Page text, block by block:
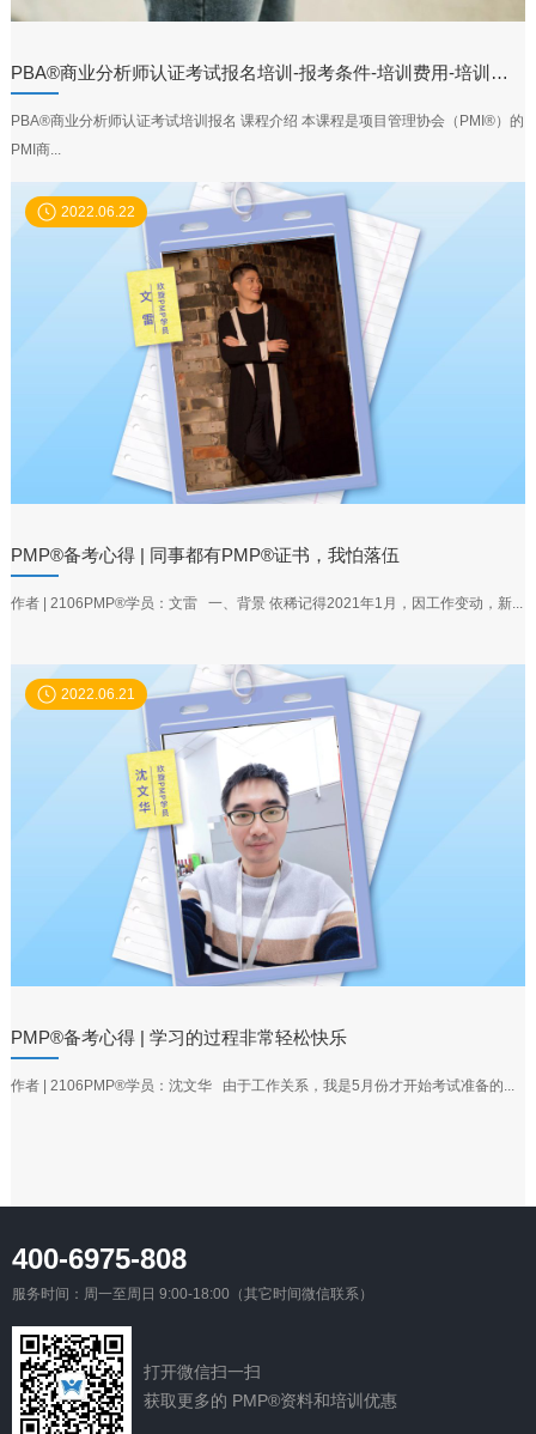
PBA®商业分析师认证考试报名培训-报考条件-培训费用-培训机构
PBA®商业分析师认证考试培训报名 课程介绍 本课程是项目管理协会（PMI®）的
PMI商...
2022.06.22
PMP®备考心得 | 同事都有PMP®证书，我怕落伍
作者 | 2106PMP®学员：文雷 一、背景 依稀记得2021年1月，因工作变动，新...
2022.06.21
PMP®备考心得 | 学习的过程非常轻松快乐
作者 | 2106PMP®学员：沈文华 由于工作关系，我是5月份才开始考试准备的...
400-6975-808
服务时间：周一至周日 9:00-18:00（其它时间微信联系）
打开微信扫一扫
获取更多的 PMP®资料和培训优惠